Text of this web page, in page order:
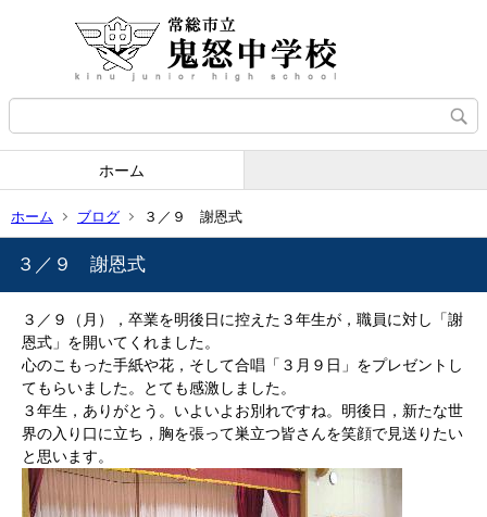
ホーム
ホーム ブログ ３／９ 謝恩式
３／９ 謝恩式
３／９（月），卒業を明後日に控えた３年生が，職員に対し「謝
恩式」を開いてくれました。
心のこもった手紙や花，そして合唱「３月９日」をプレゼントし
てもらいました。とても感激しました。
３年生，ありがとう。いよいよお別れですね。明後日，新たな世
界の入り口に立ち，胸を張って巣立つ皆さんを笑顔で見送りたい
と思います。